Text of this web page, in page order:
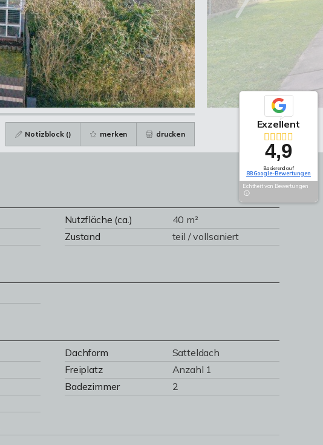
Notizblock () merken drucken
Nutzfläche (ca.)
40 m²
Zustand teil / vollsaniert
Dachform
Satteldach
Freiplatz
Anzahl 1
Badezimmer
2
Exzellent
4,9
Basierend auf
88 Google-Bewertungen
Echtheit von Bewertungen